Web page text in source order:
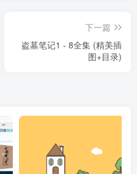
下一篇
盗墓笔记1 - 8全集 (精美插
图+目录)